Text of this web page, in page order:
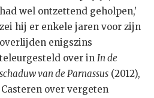
had wel ontzettend geholpen,’
zei hij er enkele jaren voor zijn
overlijden enigszins
teleurgesteld over in In de
schaduw van de Parnassus (2012),
over vergeten